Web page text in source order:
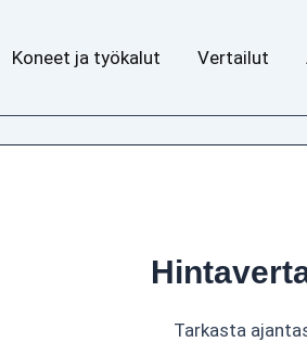
Koneet ja työkalut Vertailut
Tarkasta